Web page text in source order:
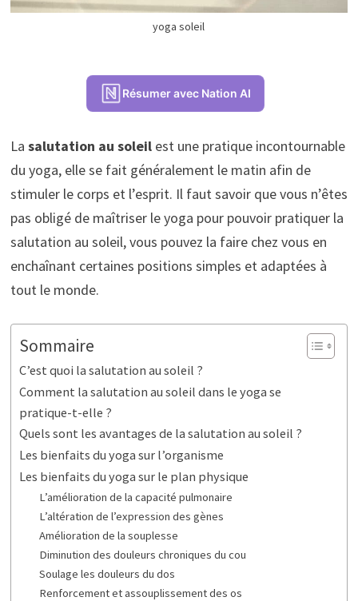
yoga soleil
Résumer avec Nation AI
La salutation au soleilest une pratique incontournable
du yoga, elle se fait généralement le matin afin de
stimuler le corps et l’esprit. Il faut savoir que vous n’êtes
pas obligé de maîtriser le yoga pour pouvoir pratiquer la
salutation au soleil, vous pouvez la faire chez vous en
enchaînant certaines positions simples et adaptées à
tout le monde.
Sommaire
C’est quoi la salutation au soleil ?
Comment la salutation au soleil dans le yoga se
pratique-t-elle ?
Quels sont les avantages de la salutation au soleil ?
Les bienfaits du yoga sur l’organisme
Les bienfaits du yoga sur le plan physique
L’amélioration de la capacité pulmonaire
L’altération de l’expression des gènes
Amélioration de la souplesse
Diminution des douleurs chroniques du cou
Soulage les douleurs du dos
Renforcement et assouplissement des os